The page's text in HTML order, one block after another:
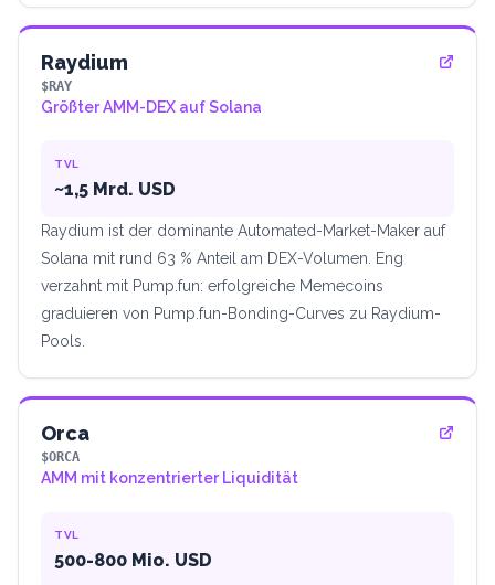
Raydium
$RAY
Größter AMM-DEX auf Solana
TVL
~1,5 Mrd. USD
Raydium ist der dominante Automated-Market-Maker auf
Solana mit rund 63 % Anteil am DEX-Volumen. Eng
verzahnt mit Pump.fun: erfolgreiche Memecoins
graduieren von Pump.fun-Bonding-Curves zu Raydium-
Pools.
Orca
$ORCA
AMM mit konzentrierter Liquidität
TVL
500-800 Mio. USD